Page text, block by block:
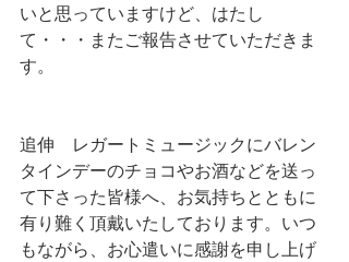
いと思っていますけど、はたし
て・・・またご報告させていただきま
す。
追伸　レガートミュージックにバレン
タインデーのチョコやお酒などを送っ
て下さった皆様へ、お気持ちとともに
有り難く頂戴いたしております。いつ
もながら、お心遣いに感謝を申し上げ